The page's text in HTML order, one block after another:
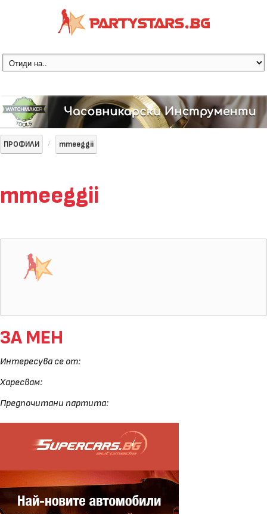
ПРОФИЛИ mmeeggii
mmeeggii
ЗА МЕН
Интересува се от:
Харесвам:
Предпочитани партита: